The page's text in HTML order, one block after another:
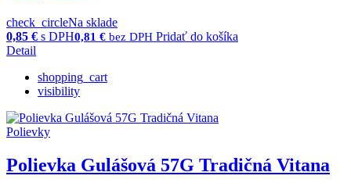
check_circleNa sklade
0,85 € s DPH0,81 € bez DPH Pridať do košíka
Detail
shopping_cart
visibility
Polievky
Polievka Gulášová 57G Tradičná Vitana